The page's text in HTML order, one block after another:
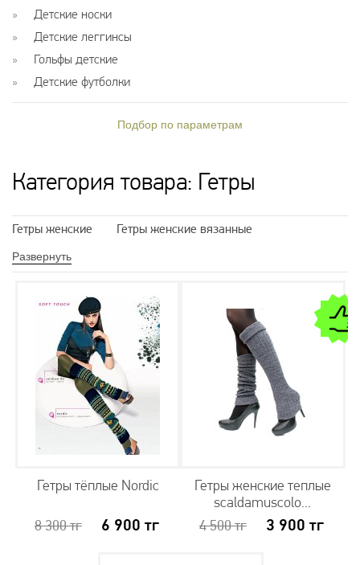
Детские носки
Детские леггинсы
Гольфы детские
Детские футболки
Подбор по параметрам
Категория товара: Гетры
Гетры женские
Гетры женские вязанные
Гетры женские теплые
Вязанные гетры
Высокие гетры
Гетры зимние
Гетры на обувь
Стильные гетры
Красные гетры
Теплые гетры
Ажурные гетры
Длинные гетры
Гетры трикотажные
Развернуть
Гетры тёплые Nordic
8 300тг 6 900 тг
Гетры женские теплые
scaldamuscolo...
4 500тг 3 900 тг